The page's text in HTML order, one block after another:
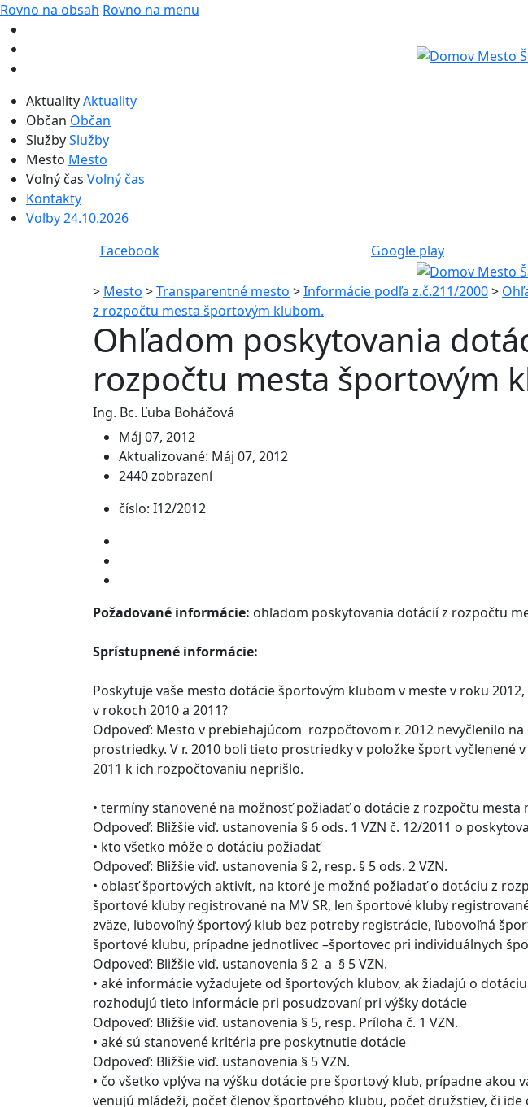
Rovno na obsah Rovno na menu
AktualityAktuality
Občan Občan
SlužbySlužby
Mesto Mesto
Voľný čas Voľný čas
Kontakty
Voľby 24.10.2026
Facebook Google play
> Mesto >Transparentné mesto >Informácie podľa z.č.211/2000>
z rozpočtu mesta športovým klubom.
Ohľadom poskytovania
rozpočtu mesta športovým
Ing. Bc. Ľuba Boháčová
Máj 07, 2012
Aktualizované: Máj 07, 2012
2440 zobrazení
číslo: I12/2012
Požadované informácie: ohľadom poskytovania dotácií z rozpočtu
Sprístupnené informácie:
Poskytuje vaše mesto dotácie športovým klubom v meste v roku
v rokoch 2010 a 2011?
Odpoveď: Mesto v prebiehajúcom rozpočtovom r. 2012 nevyčlenilo
prostriedky. V r. 2010 boli tieto prostriedky v položke šport vyčlenené v
2011 k ich rozpočtovaniu neprišlo.
• termíny stanovené na možnosť požiadať o dotácie z rozpočtu mesta
Odpoveď: Bližšie viď. ustanovenia § 6 ods. 1 VZN č. 12/2011 o
• kto všetko môže o dotáciu požiadať
Odpoveď: Bližšie viď. ustanovenia § 2, resp. § 5 ods. 2 VZN.
• oblasť športových aktivít, na ktoré je možné požiadať o dotáciu z
športové kluby registrované na MV SR, len športové kluby
zväze, ľubovoľný športový klub bez potreby registrácie, ľubovoľná
športové klubu, prípadne jednotlivec –športovec pri individuálnych
Odpoveď: Bližšie viď. ustanovenia § 2 a § 5 VZN.
• aké informácie vyžadujete od športových klubov, ak žiadajú o
rozhodujú tieto informácie pri posudzovaní pri výšky dotácie
Odpoveď: Bližšie viď. ustanovenia § 5, resp. Príloha č. 1 VZN.
• aké sú stanovené kritéria pre poskytnutie dotácie
Odpoveď: Bližšie viď. ustanovenia § 5 VZN.
• čo všetko vplýva na výšku dotácie pre športový klub, prípadne akou
venujú mládeži, počet členov športového klubu, počet družstiev, či ide